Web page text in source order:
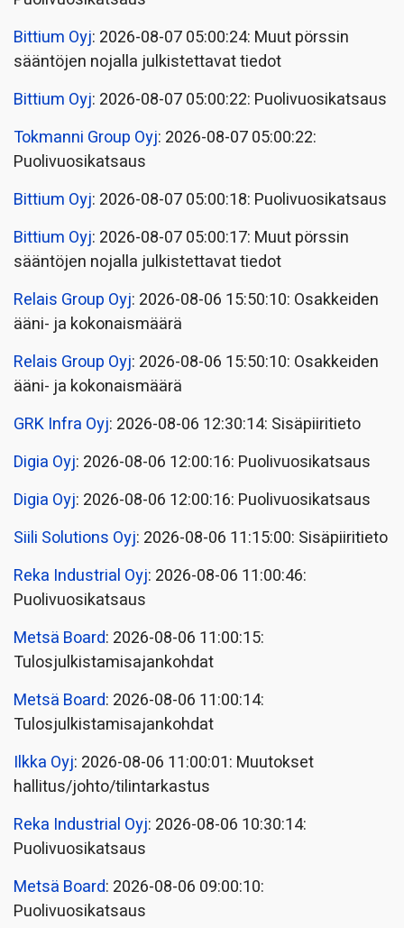
Bittium Oyj: 2026-08-07 05:00:24: Muut pörssin
sääntöjen nojalla julkistettavat tiedot
Bittium Oyj: 2026-08-07 05:00:22: Puolivuosikatsaus
Tokmanni Group Oyj: 2026-08-07 05:00:22:
Puolivuosikatsaus
Bittium Oyj: 2026-08-07 05:00:18: Puolivuosikatsaus
Bittium Oyj: 2026-08-07 05:00:17: Muut pörssin
sääntöjen nojalla julkistettavat tiedot
Relais Group Oyj: 2026-08-06 15:50:10: Osakkeiden
ääni- ja kokonaismäärä
Relais Group Oyj: 2026-08-06 15:50:10: Osakkeiden
ääni- ja kokonaismäärä
GRK Infra Oyj: 2026-08-06 12:30:14: Sisäpiiritieto
Digia Oyj: 2026-08-06 12:00:16: Puolivuosikatsaus
Digia Oyj: 2026-08-06 12:00:16: Puolivuosikatsaus
Siili Solutions Oyj: 2026-08-06 11:15:00: Sisäpiiritieto
Reka Industrial Oyj: 2026-08-06 11:00:46:
Puolivuosikatsaus
Metsä Board: 2026-08-06 11:00:15:
Tulosjulkistamisajankohdat
Metsä Board: 2026-08-06 11:00:14:
Tulosjulkistamisajankohdat
Ilkka Oyj: 2026-08-06 11:00:01: Muutokset
hallitus/johto/tilintarkastus
Reka Industrial Oyj: 2026-08-06 10:30:14:
Puolivuosikatsaus
Metsä Board: 2026-08-06 09:00:10:
Puolivuosikatsaus